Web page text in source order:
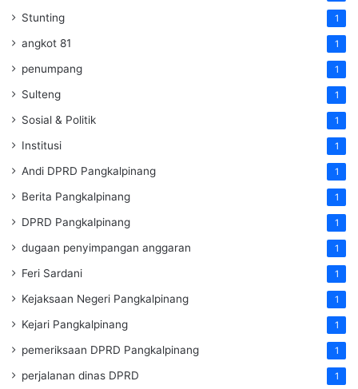
Stunting 1
angkot 81 1
penumpang 1
Sulteng 1
Sosial & Politik 1
Institusi 1
Andi DPRD Pangkalpinang 1
Berita Pangkalpinang 1
DPRD Pangkalpinang 1
dugaan penyimpangan anggaran 1
Feri Sardani 1
Kejaksaan Negeri Pangkalpinang 1
Kejari Pangkalpinang 1
pemeriksaan DPRD Pangkalpinang 1
perjalanan dinas DPRD 1